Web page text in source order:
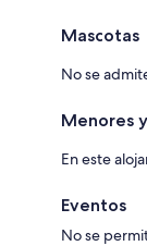
Mascotas
No se
Menores
En este
Eventos
No se